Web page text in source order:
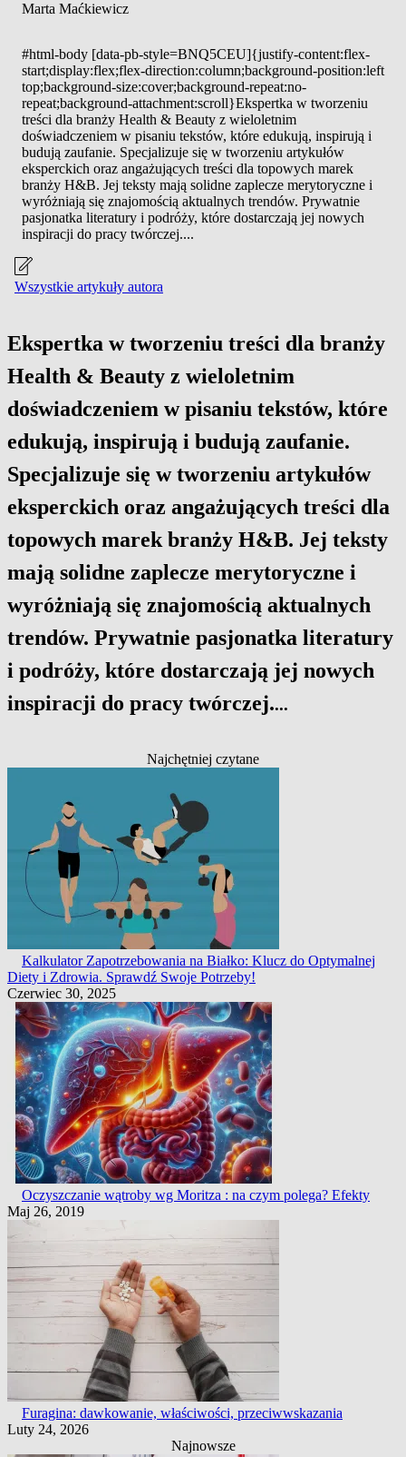
Marta Maćkiewicz
#html-body [data-pb-style=BNQ5CEU]{justify-content:flex-
start;display:flex;flex-direction:column;background-position:left
top;background-size:cover;background-repeat:no-
repeat;background-attachment:scroll}Ekspertka w tworzeniu
treści dla branży Health & Beauty z wieloletnim
doświadczeniem w pisaniu tekstów, które edukują, inspirują i
budują zaufanie. Specjalizuje się w tworzeniu artykułów
eksperckich oraz angażujących treści dla topowych marek
branży H&B. Jej teksty mają solidne zaplecze merytoryczne i
wyróżniają się znajomością aktualnych trendów. Prywatnie
pasjonatka literatury i podróży, które dostarczają jej nowych
inspiracji do pracy twórczej....
Wszystkie artykuły autora
Ekspertka w tworzeniu treści dla branży
Health & Beauty z wieloletnim
doświadczeniem w pisaniu tekstów, które
edukują, inspirują i budują zaufanie.
Specjalizuje się w tworzeniu artykułów
eksperckich oraz angażujących treści dla
topowych marek branży H&B. Jej teksty
mają solidne zaplecze merytoryczne i
wyróżniają się znajomością aktualnych
trendów. Prywatnie pasjonatka literatury
i podróży, które dostarczają jej nowych
inspiracji do pracy twórczej....
Najchętniej czytane
Kalkulator Zapotrzebowania na Białko: Klucz do Optymalnej
Diety i Zdrowia. Sprawdź Swoje Potrzeby!
Czerwiec 30, 2025
Oczyszczanie wątroby wg Moritza : na czym polega? Efekty
Maj 26, 2019
Furagina: dawkowanie, właściwości, przeciwwskazania
Luty 24, 2026
Najnowsze